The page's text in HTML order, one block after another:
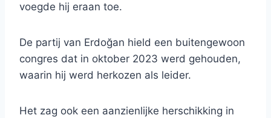
voegde hij eraan toe.
De partij van Erdoğan hield een buitengewoon
congres dat in oktober 2023 werd gehouden,
waarin hij werd herkozen als leider.
Het zag ook een aanzienlijke herschikking in